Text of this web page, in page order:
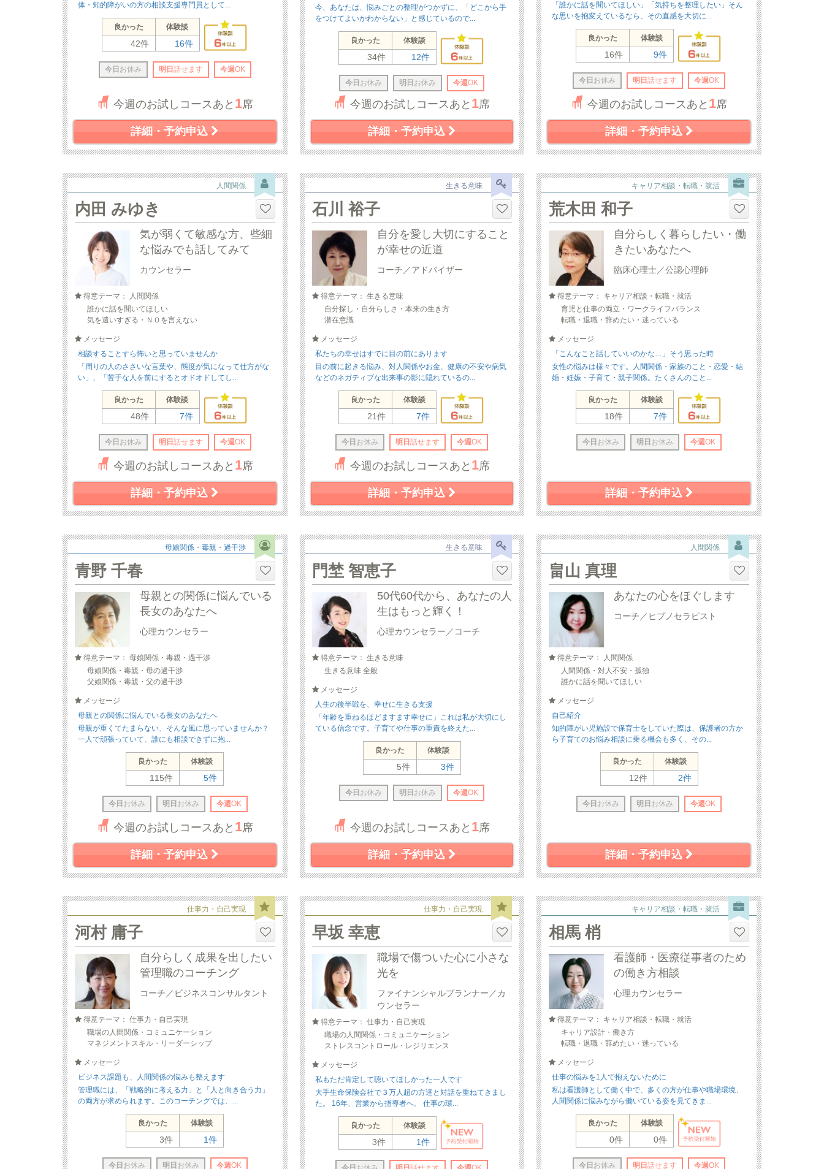
体・知的障がいの方の相談支援専門員として...
良かった 体験談
42件 16件
今日 お休み 明日 話せます 今週OK
今週のお試しコースあと 1席
詳細・予約申込
今、あなたは、悩みごとの整理がつかずに、「どこから手
をつけてよいかわからない」と感じているので...
良かった 体験談
34件 12件
今日 お休み 明日 お休み 今週OK
今週のお試しコースあと 1席
詳細・予約申込
「誰かに話を聞いてほしい」「気持ちを整理したい」そん
な思いを抱変えているなら、その直感を大切に...
良かった 体験談
16件 9件
今日 お休み 明日話せます 今週OK
今週のお試しコースあと 1席
詳細・予約申込
人間関係
内田 みゆき
気が弱くて敏感な方、些細
な悩みでも話してみて
カウンセラー
得意テーマ： 人間関係
誰かに話を聞いてほしい
気を遣いすぎる・ＮＯを言えない
メッセージ
相談することすら怖いと思っていませんか
「周りの人のささいな言葉や、態度が気になって仕方がな
い」、「苦手な人を前にするとオドオドしてし...
良かった 体験談
48件 7件
今日 お休み 明日 話せます 今週OK
今週のお試しコースあと 1席
詳細・予約申込
生きる意味
石川 裕子
自分を愛し大切にすること
が幸せの近道
コーチ／アドバイザー
得意テーマ： 生きる意味
自分探し・自分らしさ・本来の生き方
潜在意識
メッセージ
私たちの幸せはすでに目の前にあります
目の前に起きる悩み、対人関係やお金、健康の不安や病気
などのネガティブな出来事の影に隠れているの...
良かった 体験談
21件 7件
今日 お休み 明日話せます 今週OK
今週のお試しコースあと 1席
詳細・予約申込
キャリア相談・転職・就活
荒木田 和子
自分らしく暮らしたい・働
きたいあなたへ
臨床心理士／公認心理師
得意テーマ： キャリア相談・転職・就活
育児と仕事の両立・ワークライフバランス
転職・退職・辞めたい・迷っている
メッセージ
「こんなこと話していいのかな…」そう思った時
女性の悩みは様々です。人間関係・家族のこと・恋愛・結
婚・妊娠・子育て・親子関係。たくさんのこと...
良かった 体験談
18件 7件
今日 お休み 明日 お休み 今週OK
詳細・予約申込
母娘関係・毒親・過干渉
青野 千春
母親との関係に悩んでいる
長女のあなたへ
心理カウンセラー
得意テーマ： 母娘関係・毒親・過干渉
母娘関係・毒親・母の過干渉
父娘関係・毒親・父の過干渉
メッセージ
母親との関係に悩んでいる長女のあなたへ
母親が重くてたまらない、そんな風に思っていませんか？
一人で頑張っていて、誰にも相談できずに抱...
良かった 体験談
115件 5件
今日 お休み 明日 お休み 今週OK
今週のお試しコースあと 1席
詳細・予約申込
生きる意味
門埜 智恵子
50代60代から、あなたの人
生はもっと輝く！
心理カウンセラー／コーチ
得意テーマ： 生きる意味
生きる意味 全般
メッセージ
人生の後半戦を、幸せに生きる支援
「年齢を重ねるほどますます幸せに」これは私が大切にし
ている信念です。子育てや仕事の重責を終えた...
良かった 体験談
5件 3件
今日 お休み 明日 お休み 今週OK
今週のお試しコースあと 1席
詳細・予約申込
人間関係
畠山 真理
あなたの心をほぐします
コーチ／ヒプノセラピスト
得意テーマ： 人間関係
人間関係・対人不安・孤独
誰かに話を聞いてほしい
メッセージ
自己紹介
知的障がい児施設で保育士をしていた際は、保護者の方か
ら子育てのお悩み相談に乗る機会も多く、その...
良かった 体験談
12件 2件
今日 お休み 明日 お休み 今週OK
詳細・予約申込
仕事力・自己実現
河村 庸子
自分らしく成果を出したい
管理職のコーチング
コーチ／ビジネスコンサルタント
得意テーマ： 仕事力・自己実現
職場の人間関係・コミュニケーション
マネジメントスキル・リーダーシップ
メッセージ
ビジネス課題も、人間関係の悩みも整えます
管理職には、「戦略的に考える力」と「人と向き合う力」
の両方が求められます。このコーチングでは、...
良かった 体験談
3件 1件
今日 お休み 明日 お休み 今週OK
仕事力・自己実現
早坂 幸恵
職場で傷ついた心に小さな
光を
ファイナンシャルプランナー／カ
ウンセラー
得意テーマ： 仕事力・自己実現
職場の人間関係・コミュニケーション
ストレスコントロール・レジリエンス
メッセージ
私もただ肯定して聴いてほしかった一人です
大手生命保険会社で３万人超の方達と対話を重ねてきまし
た。 16年、営業から指導者へ。 仕事の環...
良かった 体験談
3件 1件
キャリア相談・転職・就活
相馬 梢
看護師・医療従事者のため
の働き方相談
心理カウンセラー
得意テーマ： キャリア相談・転職・就活
キャリア設計・働き方
転職・退職・辞めたい・迷っている
メッセージ
仕事の悩みを1人で抱えないために
私は看護師として働く中で、多くの方が仕事や職場環境、
人間関係に悩みながら働いている姿を見てきま...
良かった 体験談
0件 0件
今日 お休み 明日話せます 今週OK